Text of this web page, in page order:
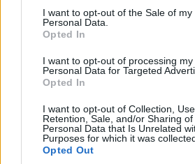
consent section.
I want to opt-out of the Sale of my
Personal Data.
Opted In
I want to opt-out of processing my
Personal Data for Targeted
Opted In
I want to opt-out of Collection, Use,
Retention, Sale, and/or Sharing of
Personal Data that Is Unrelated
Purposes for which it was
Opted Out
tegye, amely a tervek szerint
megjelenni.
Legutóbbi, szeptember 6-án
Mozilla arról számolt be, hogy a
A Firefox 49 bejelentésével egy
közzétette, hogy beszüntette